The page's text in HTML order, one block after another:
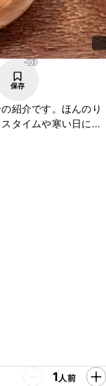
208
保存
紹介です。ほんのり
タイムや寒い日にも
ンなどのスパイスと
1人前